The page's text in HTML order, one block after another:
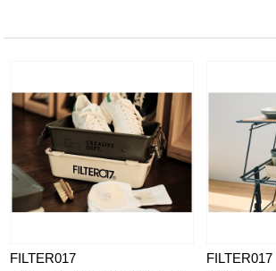
FILTER017 FILTER017